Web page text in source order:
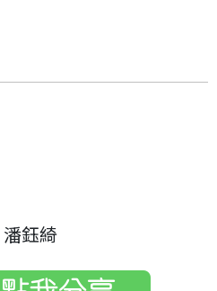
潘鈺綺